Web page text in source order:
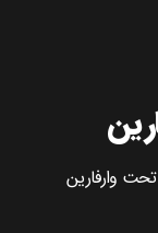
وارفارین